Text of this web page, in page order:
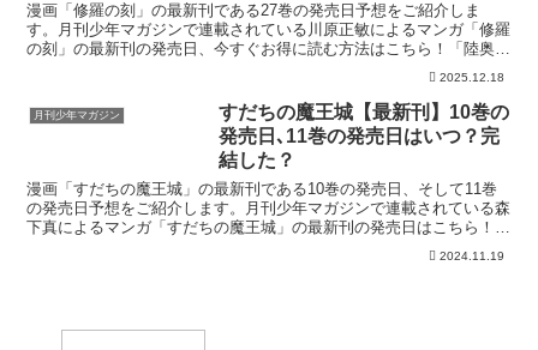
漫画「修羅の刻」の最新刊である27巻の発売日予想をご紹介しま
す。月刊少年マガジンで連載されている川原正敏によるマンガ「修羅
の刻」の最新刊の発売日、今すぐお得に読む方法はこちら！「陸奥圓
明流外伝 修羅の刻」を今すぐ読む！無料登録で70%OFF... 2025.12.18
月刊少年マガジン
すだちの魔王城【最新刊】10巻の
発売日､11巻の発売日はいつ？完
結した？
漫画「すだちの魔王城」の最新刊である10巻の発売日、そして11巻
の発売日予想をご紹介します。月刊少年マガジンで連載されている森
下真によるマンガ「すだちの魔王城」の最新刊の発売日はこちら！漫
画「すだちの魔王城」10巻の発売日はいつ？コミック「... 2024.11.19